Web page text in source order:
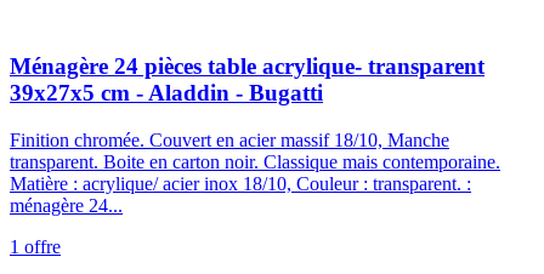
Ménagère 24 pièces table acrylique- transparent
39x27x5 cm - Aladdin - Bugatti
Finition chromée. Couvert en acier massif 18/10, Manche
transparent. Boite en carton noir. Classique mais contemporaine.
Matière : acrylique/ acier inox 18/10, Couleur : transparent. :
ménagère 24...
1 offre